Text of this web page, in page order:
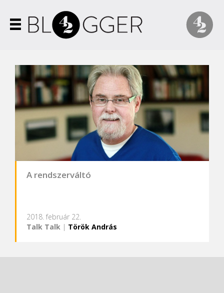
A rendszerváltó
2018. február 22.
Talk Talk | Török András